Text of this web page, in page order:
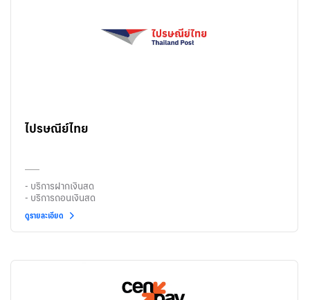
ไปรษณีย์ไทย
- บริการฝากเงินสด
- บริการถอนเงินสด
ดูรายละเอียด